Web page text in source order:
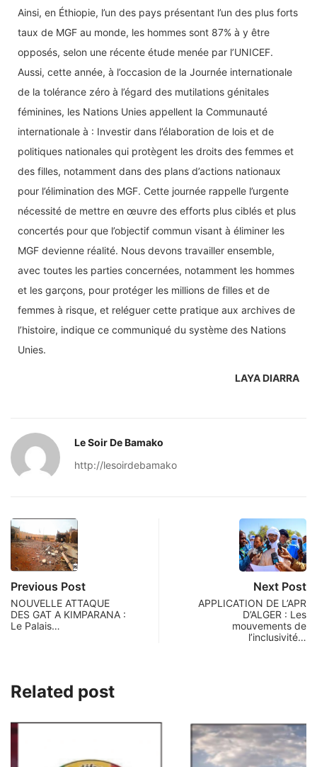
Ainsi, en Éthiopie, l’un des pays présentant l’un des plus forts
taux de MGF au monde, les hommes sont 87% à y être
opposés, selon une récente étude menée par l’UNICEF.
Aussi, cette année, à l’occasion de la Journée internationale
de la tolérance zéro à l’égard des mutilations génitales
féminines, les Nations Unies appellent la Communauté
internationale à : Investir dans l’élaboration de lois et de
politiques nationales qui protègent les droits des femmes et
des filles, notamment dans des plans d’actions nationaux
pour l’élimination des MGF. Cette journée rappelle l’urgente
nécessité de mettre en œuvre des efforts plus ciblés et plus
concertés pour que l’objectif commun visant à éliminer les
MGF devienne réalité. Nous devons travailler ensemble,
avec toutes les parties concernées, notamment les hommes
et les garçons, pour protéger les millions de filles et de
femmes à risque, et reléguer cette pratique aux archives de
l’histoire, indique ce communiqué du système des Nations
Unies.
LAYA DIARRA
Le Soir De Bamako
http://lesoirdebamako
Previous Post
NOUVELLE ATTAQUE
DES GAT A KIMPARANA :
Le Palais…
Next Post
APPLICATION DE L’APR
D’ALGER : Les
mouvements de
l’inclusivité…
Related post